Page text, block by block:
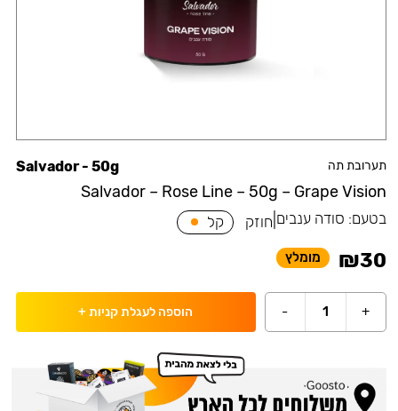
תערובת תה
Salvador – Rose Line – 50g – Grape Vision
Salvador - 50g
בטעם: סודה ענבים חוזק קל
₪30 מומלץ
+
1
- הוספה לעגלת קניות +